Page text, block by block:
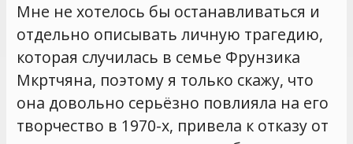
Мне не хотелось бы останавливаться и
отдельно описывать личную трагедию,
которая случилась в семье Фрунзика
Мкртчяна, поэтому я только скажу, что
она довольно серьёзно повлияла на его
творчество в 1970-х, привела к отказу от